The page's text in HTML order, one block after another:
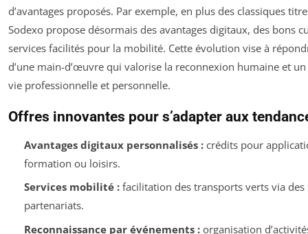
d’avantages proposés. Par exemple, en plus des classiques
Sodexo propose désormais des avantages digitaux, des bons
services facilités pour la mobilité. Cette évolution vise à
d’une main-d’œuvre qui valorise la reconnexion humaine et
vie professionnelle et personnelle.
Offres innovantes pour s’adapter aux
Avantages digitaux personnalisés :crédits pour
formation ou loisirs.
Services mobilité :facilitation des transports verts via des
partenariats.
Reconnaissance par événements :organisation